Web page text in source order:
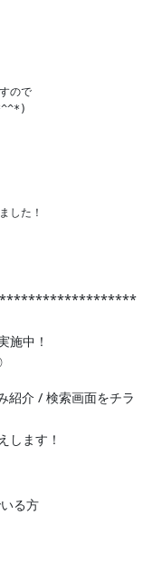
ので
した！
施中！
紹介 / 検索画面をチラ
します！
る方